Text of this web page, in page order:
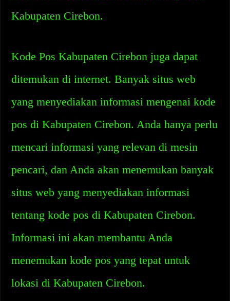
Kabupaten Cirebon.
Kode Pos Kabupaten Cirebon juga dapat
ditemukan di internet. Banyak situs web
yang menyediakan informasi mengenai kode
pos di Kabupaten Cirebon. Anda hanya perlu
mencari informasi yang relevan di mesin
pencari, dan Anda akan menemukan banyak
situs web yang menyediakan informasi
tentang kode pos di Kabupaten Cirebon.
Informasi ini akan membantu Anda
menemukan kode pos yang tepat untuk
lokasi di Kabupaten Cirebon.